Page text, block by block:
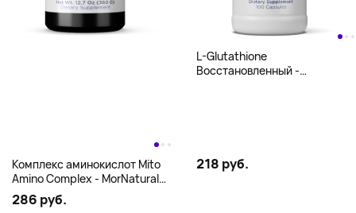
Биоидентичный
эстроген/AGLS Estro Oil -
MorNatural 2 oz (60ml)
379 руб.
КУПИТЬ